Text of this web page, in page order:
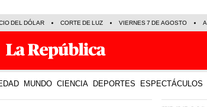
DEL DÓLAR CORTE DE LUZ VIERNES 7 DE AGOSTO
MUNDO CIENCIA DEPORTES ESPECTÁCULOS